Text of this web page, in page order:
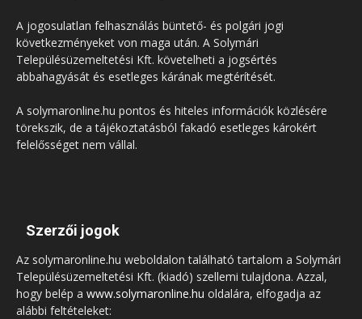
A jogosulatlan felhasználás büntető- és polgári jogi
következményeket von maga után. A Solymári
Településüzemeltetési Kft. követelheti a jogsértés
abbahagyását és esetleges kárának megtérítését.
A solymaronline.hu pontos és hiteles információk közlésére
törekszik, de a tájékoztatásból fakadó esetleges károkért
felelősséget nem vállal.
Szerzői jogok
Az solymaronline.hu weboldalon található tartalom a Solymári
Településüzemeltetési Kft. (kiadó) szellemi tulajdona. Azzal,
hogy belép a www.solymaronline.hu oldalára, elfogadja az
alábbi feltételeket: